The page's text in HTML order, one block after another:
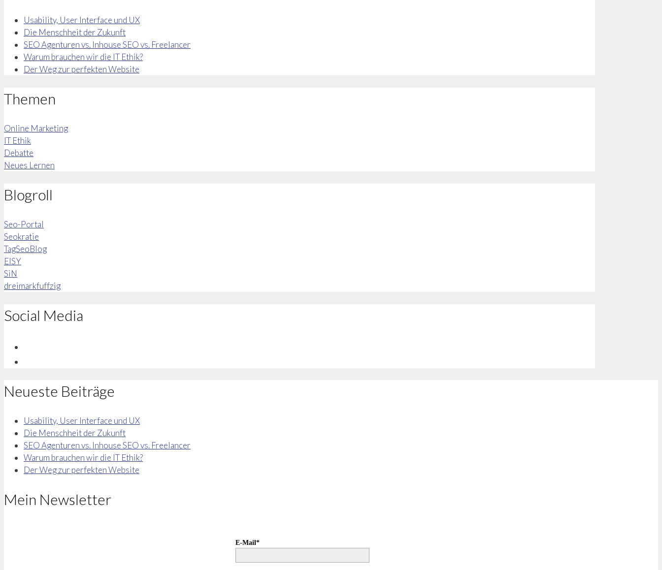
Usability, User Interface und UX
Die Menschheit der Zukunft
SEO Agenturen vs. Inhouse SEO vs. Freelancer
Warum brauchen wir die IT Ethik?
Der Weg zur perfekten Website
Themen
Online Marketing
IT Ethik
Debatte
Neues Lernen
Blogroll
Seo-Portal
Seokratie
TagSeoBlog
EISY
SiN
dreimarkfuffzig
Social Media
Neueste Beiträge
Usability, User Interface und UX
Die Menschheit der Zukunft
SEO Agenturen vs. Inhouse SEO vs. Freelancer
Warum brauchen wir die IT Ethik?
Der Weg zur perfekten Website
Mein Newsletter
E-Mail*